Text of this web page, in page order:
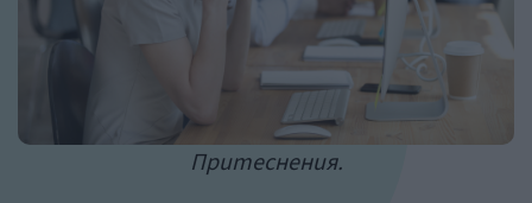
Притеснения.